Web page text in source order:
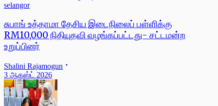
selangor
சுபாங் உத்தாமா தேசிய இடைநிலைப் பள்ளிக்கு
RM10,000 நிதியுதவி வழங்கப்பட்டது- சட்டமன்ற
உறுப்பினர்
Shalini Rajamogun
3 ஆகஸ்ட் 2026